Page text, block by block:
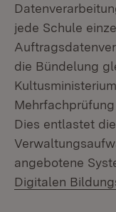
jede Schule
die Bündelung
Dies entlastet
angebotene
Digitalen